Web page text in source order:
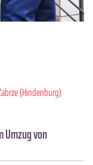
(Hindenburg)
Umzug von